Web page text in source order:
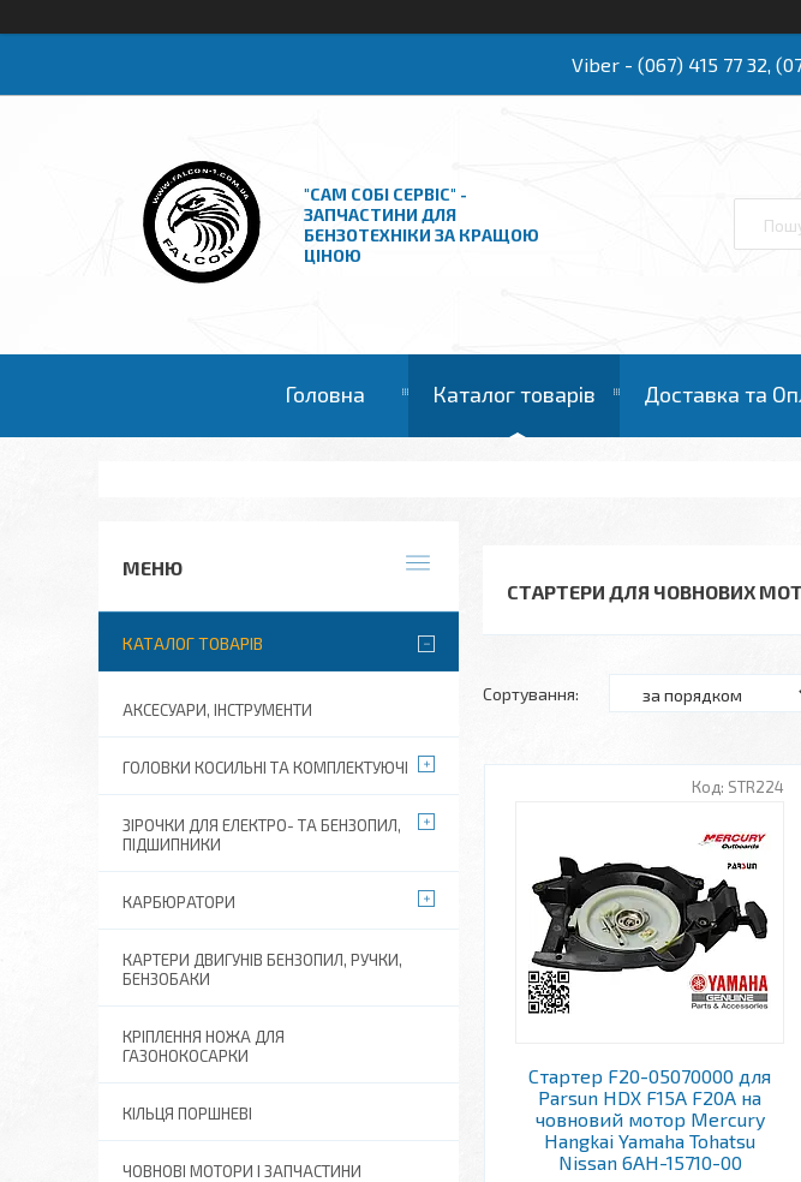
Viber - (067) 415 77 32,
"САМ СОБІ СЕРВІС" -
ЗАПЧАСТИНИ ДЛЯ
БЕНЗОТЕХНІКИ ЗА КРАЩОЮ
ЦІНОЮ
Головна Каталог товарів Доставка та
СТАРТЕРИ ДЛЯ ЧОВНОВИХ
STR224
Стартер F20-05070000 для
Parsun HDX F15A F20A на
човновий мотор Mercury
Hangkai Yamaha Tohatsu
Nissan 6AH-15710-00
КАТАЛОГ ТОВАРІВ
АКСЕСУАРИ, ІНСТРУМЕНТИ
ГОЛОВКИ КОСИЛЬНІ ТА КОМПЛЕКТУЮЧІ
ЗІРОЧКИ ДЛЯ ЕЛЕКТРО- ТА БЕНЗОПИЛ,
ПІДШИПНИКИ
КАРБЮРАТОРИ
КАРТЕРИ ДВИГУНІВ БЕНЗОПИЛ, РУЧКИ,
БЕНЗОБАКИ
КРІПЛЕННЯ НОЖА ДЛЯ
ГАЗОНОКОСАРКИ
КІЛЬЦЯ ПОРШНЕВІ
ЧОВНОВІ МОТОРИ І ЗАПЧАСТИНИ